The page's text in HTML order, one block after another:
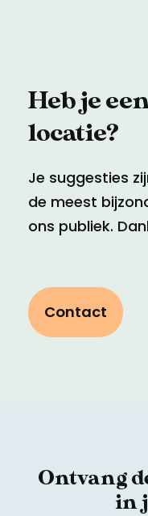
Heb je
locatie?
Je suggesties
de meest
ons publiek.
Contact
Ontvang
in